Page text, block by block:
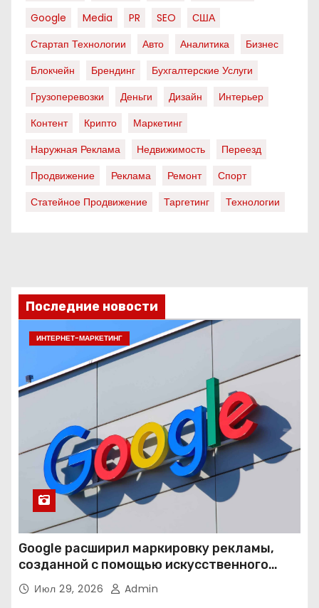
Google
Media PR SEO
США
Стартап Технологии
Авто Аналитика
Бизнес
Блокчейн
Брендинг
Бухгалтерские Услуги
Грузоперевозки
Деньги Дизайн
Интерьер
Контент
Крипто
Маркетинг
Наружная Реклама
Недвижимость
Переезд
Продвижение
Реклама Ремонт
Спорт
Статейное Продвижение
Таргетинг Технологии
Последние новости
ИНТЕРНЕТ-МАРКЕТИНГ
Google расширил маркировку рекламы,
созданной с помощью искусственного
интеллекта
Июл 29, 2026 Admin